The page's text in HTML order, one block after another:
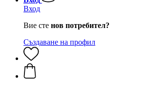
Вход
Вие сте нов потребител?
Създаване на профил